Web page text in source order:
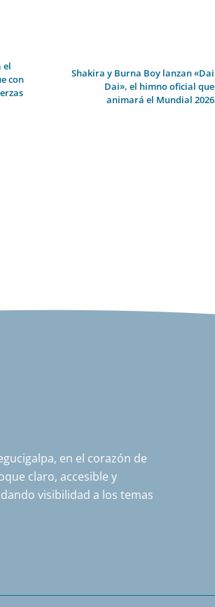
el
con
Shakira y Burna Boy lanzan «Dai
Dai», el himno oficial que
animará el Mundial 2026
en el corazón de
claro, accesible y
visibilidad a los temas